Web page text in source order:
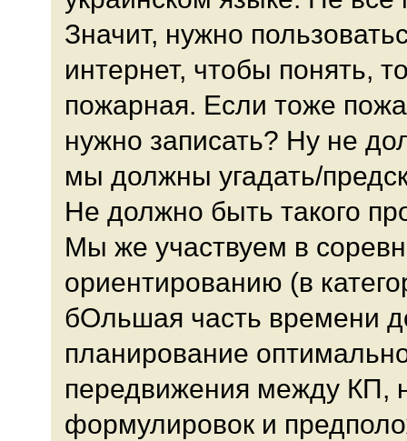
Значит, нужно
интернет, чтобы понять,
пожарная. Если тоже
нужно записать? Ну не
мы должны угадать/
Не должно быть такого
Мы же участвуем в
ориентированию (в
бОльшая часть времени
планирование
передвижения между КП,
формулировок и